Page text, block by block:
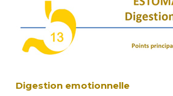
Digestion emotionnelle